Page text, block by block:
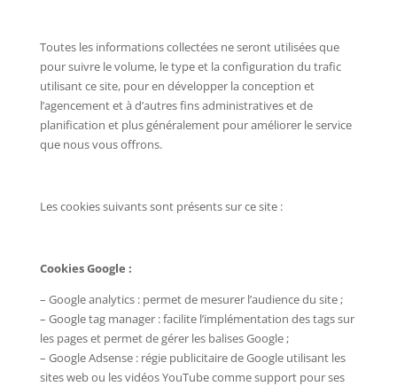
Toutes les informations collectées ne seront utilisées que
pour suivre le volume, le type et la configuration du trafic
utilisant ce site, pour en développer la conception et
l’agencement et à d’autres fins administratives et de
planification et plus généralement pour améliorer le service
que nous vous offrons.
Les cookies suivants sont présents sur ce site :
Cookies Google :
– Google analytics : permet de mesurer l’audience du site ;
– Google tag manager : facilite l’implémentation des tags sur
les pages et permet de gérer les balises Google ;
– Google Adsense : régie publicitaire de Google utilisant les
sites web ou les vidéos YouTube comme support pour ses